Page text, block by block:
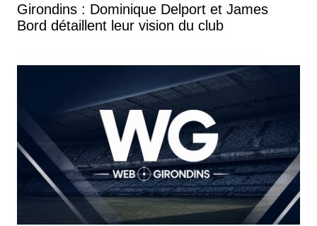
Girondins : Dominique Delport et James
Bord détaillent leur vision du club